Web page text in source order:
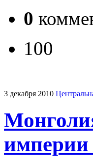
0
100
3 декабря 2010
империи